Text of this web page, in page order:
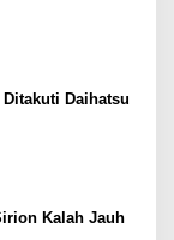
Daihatsu
Kalah Jauh